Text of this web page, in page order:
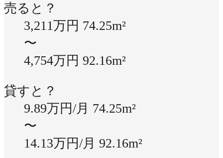
売ると？
3,211万円 74.25m²
〜
4,754万円 92.16m²
貸すと？
9.89万円/月 74.25m²
〜
14.13万円/月 92.16m²